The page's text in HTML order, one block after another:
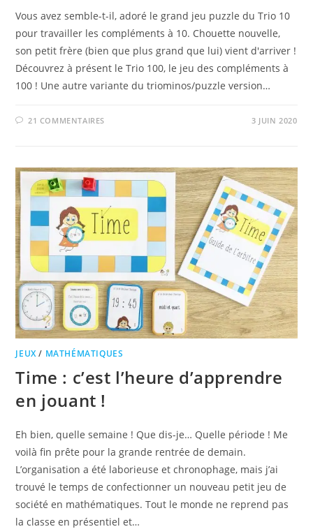
Vous avez semble-t-il, adoré le grand jeu puzzle du Trio 10
pour travailler les compléments à 10. Chouette nouvelle,
son petit frère (bien que plus grand que lui) vient d'arriver !
Découvrez à présent le Trio 100, le jeu des compléments à
100 ! Une autre variante du triominos/puzzle version…
21 COMMENTAIRES 3 JUIN 2020
JEUX/ MATHÉMATIQUES
Time : c’est l’heure d’apprendre
en jouant !
Eh bien, quelle semaine ! Que dis-je… Quelle période ! Me
voilà fin prête pour la grande rentrée de demain.
L’organisation a été laborieuse et chronophage, mais j’ai
trouvé le temps de confectionner un nouveau petit jeu de
société en mathématiques. Tout le monde ne reprend pas
la classe en présentiel et…